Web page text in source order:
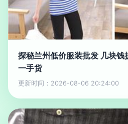
探秘兰州低价服装批发 几块
一手货
更新时间：2026-08-06 20:24:00